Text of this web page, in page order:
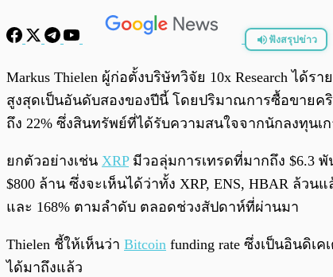
ฟังสรุปข่าว
พร้อมเล่น
Markus Thielen ผู้ก่อตั้งบริษัทวิจัย 10x Research ไ
สูงสุดเป็นอันดับสองของปีนี้ โดยปริมาณการซื้อขายค
ถึง 22% ซึ่งสินทรัพย์ที่ได้รับความสนใจจากนักลงทุนเ
ยกตัวอย่างเช่น XRPมีวอลุ่มการเทรดที่มากถึง $6.3 พั
$800 ล้าน ซึ่งจะเห็นได้ว่าทั้ง XRP, ENS, HBAR ล้
และ 168% ตามลำดับ ตลอดช่วงสัปดาห์ที่ผ่านมา
Thielen ชี้ให้เห็นว่า Bitcoin funding rate ซึ่งเป็นอินดิ
ได้มาถึงแล้ว